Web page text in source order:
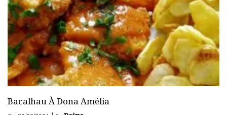
Bacalhau À Dona Amélia